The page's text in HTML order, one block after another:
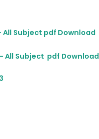
All Subject pdf Download
All Subject pdf Download